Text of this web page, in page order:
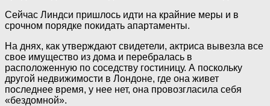
Сейчас Линдси пришлось идти на крайние меры и в
срочном порядке покидать апартаменты.
На днях, как утверждают свидетели, актриса вывезла все
свое имущество из дома и перебралась в
расположенную по соседству гостиницу. А поскольку
другой недвижимости в Лондоне, где она живет
последнее время, у нее нет, она провозгласила себя
«бездомной».